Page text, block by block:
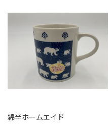
綿半ホームエイド